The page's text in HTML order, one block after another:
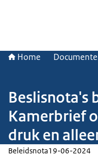
Home
Beslisnota's
Kamerbrief
druk en
Beleidsnota19-06-2024